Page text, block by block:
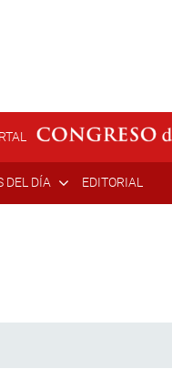
DEL DÍA EDITORIAL